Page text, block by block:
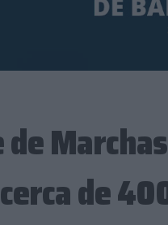
de